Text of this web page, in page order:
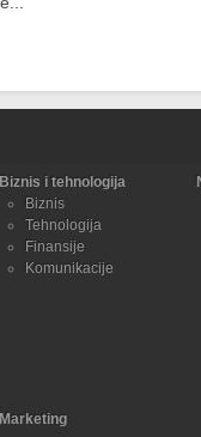
Biznis i tehnologija
Biznis
Tehnologija
Finansije
Komunikacije
Marketing